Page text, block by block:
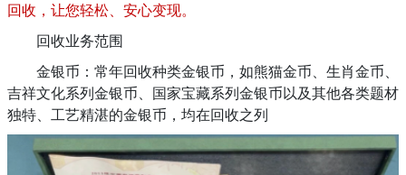
回收，让您轻松、安心变现。
回收业务范围
金银币：常年回收种类金银币，如熊猫金币、生肖金币、
吉祥文化系列金银币、国家宝藏系列金银币以及其他各类题材
独特、工艺精湛的金银币，均在回收之列